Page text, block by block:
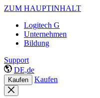
ZUM HAUPTINHALT
Logitech G
Unternehmen
Bildung
Support
DE,de
Kaufen Kaufen